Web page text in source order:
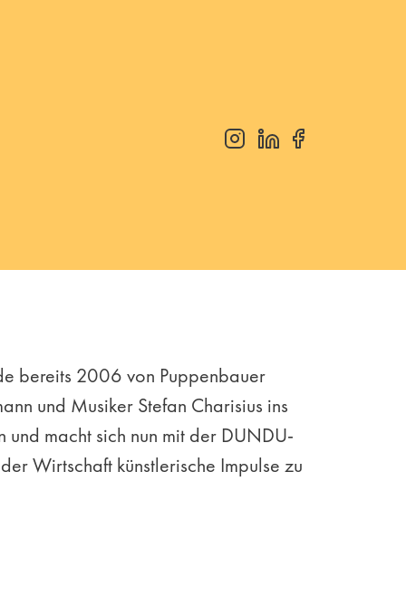
bereits 2006 von Puppenbauer
und Musiker Stefan Charisius ins
und macht sich nun mit der DUNDU-
Wirtschaft künstlerische Impulse zu